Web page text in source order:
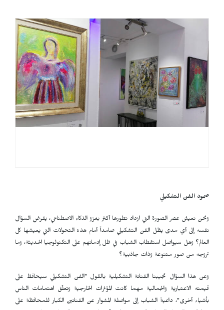
صمود الفن التشكيلي
ونحن نعيش عصر الصورة التي ازداد تطورها أكثر بغزو الذكاء الاصطناعي، يفرض السؤال
نفسه إلى أي مدى يظل الفن التشكيلي صامداً أمام هذه التحولات التي يعيشها كل
العالم؟ وهل سيواصل استقطاب الشباب في ظل إدمانهم على التكنولوجيا الحديثة، وما
تروجه من صور متنوعة وذات جاذبية؟
وعن هذا السؤال تجيبنا الفنانة التشكيلية بالقول "الفن التشكيلي سيحافظ على
قيمته الاعتبارية والجمالية مهما كانت المؤثرات الخارجية وتعلّق اهتمامات الناس
بأشياء أخرى"، داعيةً الشباب إلى مواصلة المشوار عن الفنانين الكبار للمحافظة على